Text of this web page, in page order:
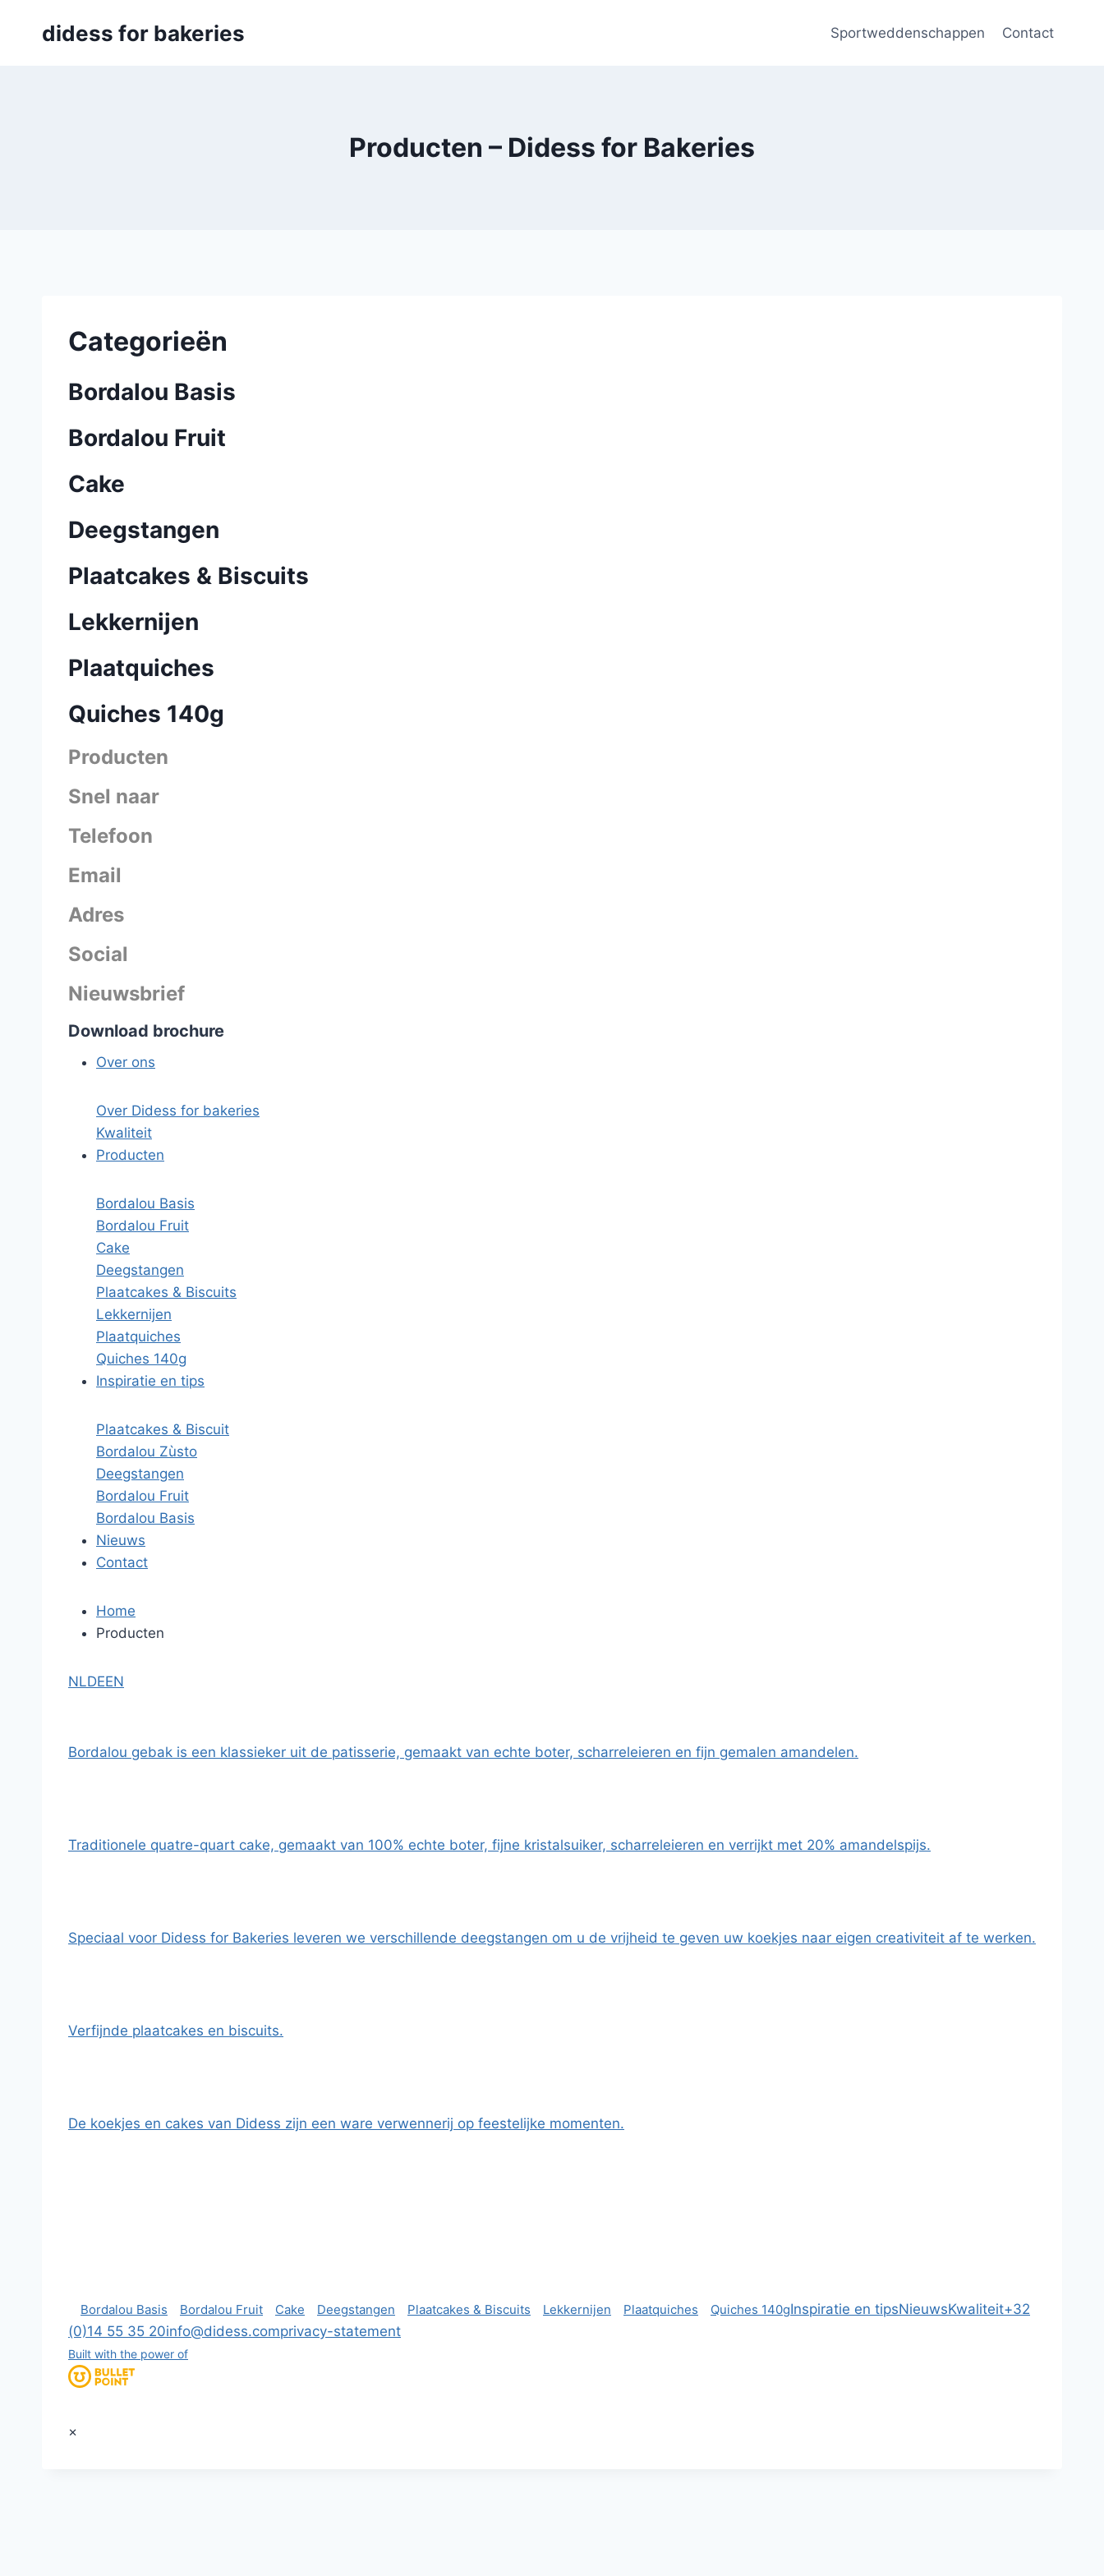
didess for bakeries Sportweddenschappen Contact
Producten – Didess for Bakeries
Categorieën
Bordalou Basis
Bordalou Fruit
Cake
Deegstangen
Plaatcakes & Biscuits
Lekkernijen
Plaatquiches
Quiches 140g
Producten
Snel naar
Telefoon
Email
Adres
Social
Nieuwsbrief
Download brochure
Over ons
Over Didess for bakeries
Kwaliteit
Producten
Bordalou Basis
Bordalou Fruit
Cake
Deegstangen
Plaatcakes & Biscuits
Lekkernijen
Plaatquiches
Quiches 140g
Inspiratie en tips
Plaatcakes & Biscuit
Bordalou Zùsto
Deegstangen
Bordalou Fruit
Bordalou Basis
Nieuws
Contact
Home
Producten
NLDEEN
Bordalou gebak is een klassieker uit de patisserie, gemaakt van echte boter, scharreleieren en fijn gemalen amandelen.
Traditionele quatre-quart cake, gemaakt van 100% echte boter, fijne kristalsuiker, scharreleieren en verrijkt met 20% amandelspijs.
Speciaal voor Didess for Bakeries leveren we verschillende deegstangen om u de vrijheid te geven uw koekjes naar eigen creativiteit af te werken.
Verfijnde plaatcakes en biscuits.
De koekjes en cakes van Didess zijn een ware verwennerij op feestelijke momenten.
Bordalou Basis Bordalou Fruit Cake Deegstangen Plaatcakes & Biscuits Lekkernijen Plaatquiches Quiches 140gInspiratie en tipsNieuwsKwaliteit+32
(0)14 55 35 20info@didess.comprivacy-statement
Built with the power of
×